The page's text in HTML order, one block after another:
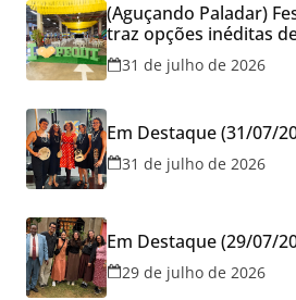
(Aguçando Paladar)
traz opções inéditas
gratuitas no fim de
Goiânia
31 de julho de 2026
Em Destaque (31/07/
31 de julho de 2026
Em Destaque (29/07/
29 de julho de 2026